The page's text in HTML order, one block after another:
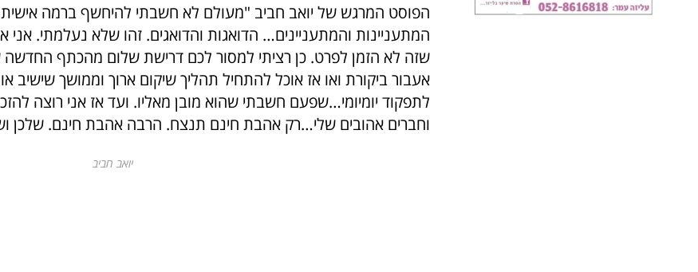
הפוסט המרגש של יואב חביב "מעולם לא חשבתי להיחשף ברמה
המתעניינות והמתעניינים… הדואגות והדואגים. זהו שלא נעלמתי. אני
שזה לא הזמן לפרט. כן רציתי למסור לכם דרישת שלום מהכתף החדשה
אעבור ביקורת ואו אז אוכל להתחיל תהליך שיקום ארוך וממושך שישיב
לתפקוד יומיומי…שפעם חשבתי שהוא מובן מאליו. ועד אז אני רוצה
וחברים אהובים שלי…רק אהבת חינם תנצח. הרבה אהבת חינם. שלכן
יואב חביב